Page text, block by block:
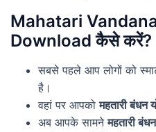
Mahatari
Download कैसे करें?
सबसे पहले आप लोगों को
है।
वहां पर आपकोमहतारी बंधन
अब आपके सामनेमहतारी